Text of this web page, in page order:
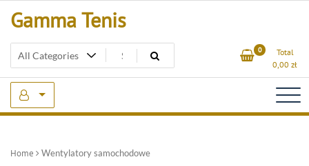
Gamma Tenis
0
Total
0,00 zł
Home Wentylatory samochodowe